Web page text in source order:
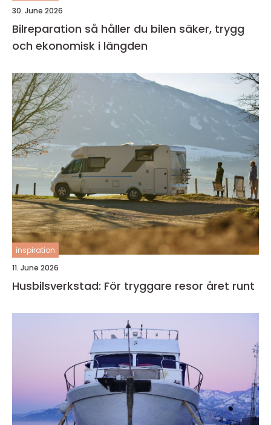
30. June 2026
Bilreparation så håller du bilen säker, trygg
och ekonomisk i längden
inspiration
11. June 2026
Husbilsverkstad: För tryggare resor året runt